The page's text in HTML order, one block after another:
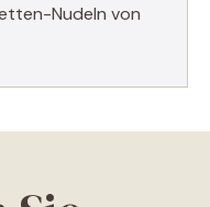
Nudeln von